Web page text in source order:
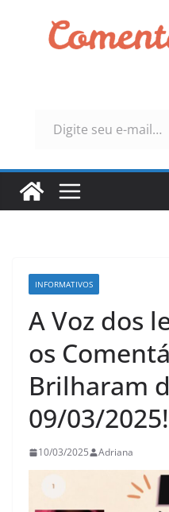
INFORMATIVOS
A Voz dos
os
Brilharam
09/03/2025!
10/03/2025 Adriana